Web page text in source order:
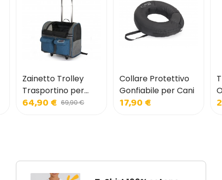
Zainetto Trolley
Trasportino per
Cani e Gatti con
64,90 € 69,90 €
Collare Protettivo
Gonfiabile per Cani
17,90 €